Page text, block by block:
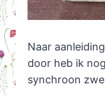
Naar
door heb ik
synchroon